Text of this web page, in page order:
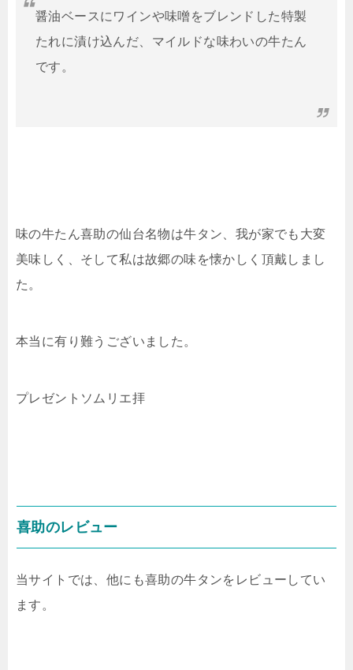
醤油ベースにワインや味噌をブレンドした特製
たれに漬け込んだ、マイルドな味わいの牛たん
です。
味の牛たん喜助の仙台名物は牛タン、我が家でも大変
美味しく、そして私は故郷の味を懐かしく頂戴しまし
た。
本当に有り難うございました。
プレゼントソムリエ拝
喜助のレビュー
当サイトでは、他にも喜助の牛タンをレビューしてい
ます。